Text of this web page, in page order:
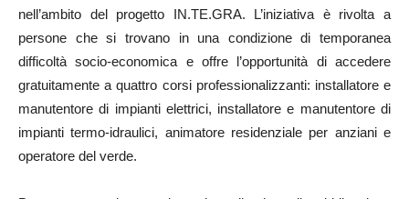
nell’ambito del progetto IN.TE.GRA. L’iniziativa è rivolta a
persone che si trovano in una condizione di temporanea
difficoltà socio-economica e offre l’opportunità di accedere
gratuitamente a quattro corsi professionalizzanti: installatore e
manutentore di impianti elettrici, installatore e manutentore di
impianti termo-idraulici, animatore residenziale per anziani e
operatore del verde.